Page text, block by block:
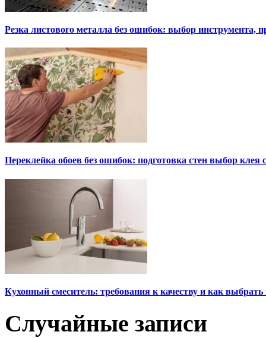
Резка листового металла без ошибок: выбор инструмента,
Переклейка обоев без ошибок: подготовка стен выбор клея
Кухонный смеситель: требования к качеству и как
Случайные записи